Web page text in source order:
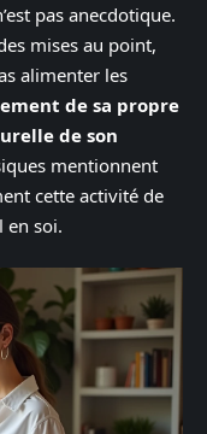
pas anecdotique.
mises au point,
alimenter les
de sa propre
de son
mentionnent
cette activité de
en soi.